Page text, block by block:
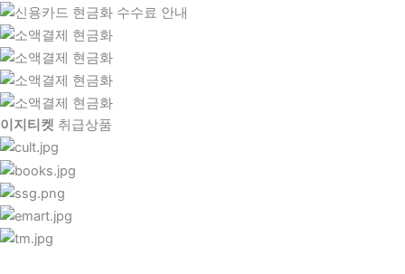
이지티켓 취급상품